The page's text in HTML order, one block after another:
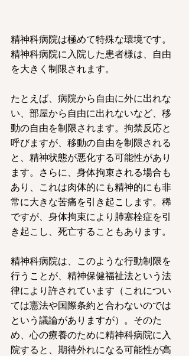
精神科病院は極めて特殊な環境です。
精神科病院に入院した患者様は、自由
を大きく制限されます。
たとえば、病院から自由に外に出れな
い、部屋から自由に出れないなど、移
動の自由を制限されます。拘禁反応と
呼びますが、移動の自由を制限される
と、精神状態が悪化する可能性があり
ます。さらに、身体拘束される場合も
あり、これは肉体的にも精神的にも非
常に大きな苦痛を引き起こします。稀
ですが、身体拘束により肺塞栓症を引
き起こし、死亡することもあります。
精神科病院は、このような行動制限を
行うことが、精神保健福祉法という法
律により許されています（これについ
ては憲法や国際条約と合わないのでは
という議論がありますが）。そのた
め、心の療養のために精神科病院に入
院すると、期待外れになる可能性が高